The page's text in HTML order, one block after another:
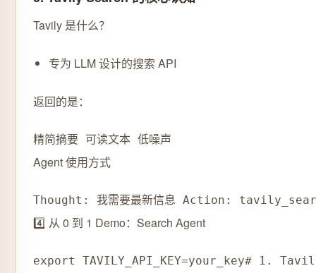
Tavily 是什么？
专为 LLM 设计的搜索 API
返回的是：
精简摘要 可读文本 低噪声
Agent 使用方式
Thought: 我需要最新信息 Action:
4️⃣ 从 0 到 1 Demo：Search Agent
export TAVILY_API_KEY=your_key# 1. Tavily